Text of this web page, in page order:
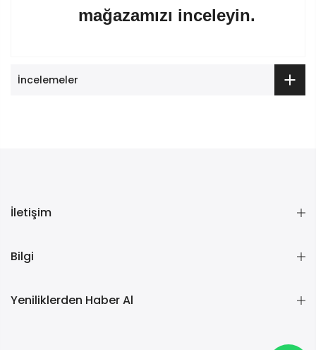
mağazamızı inceleyin.
İncelemeler
İletişim
Bilgi
Yeniliklerden Haber Al